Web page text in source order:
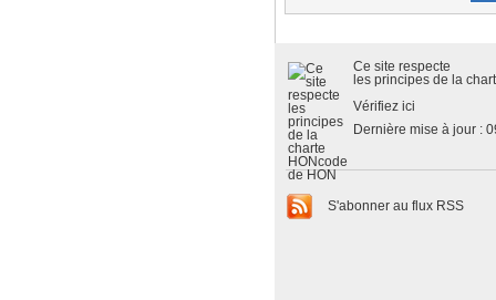
Ce site respecte
les principes de la
Vérifiez ici
Dernière mise à jour :
S'abonner au flux RSS